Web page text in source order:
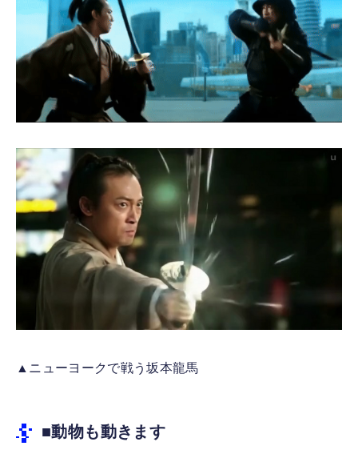
▲ニューヨークで戦う坂本龍馬
■動物も動きます